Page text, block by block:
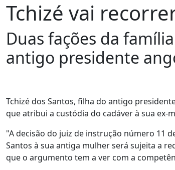
Tchizé vai
Duas fações da
antigo presidente
Tchizé dos Santos, filha do antigo
que atribui a custódia do cadáver à sua ex-
"A decisão do juiz de instrução número 11
Santos à sua antiga mulher será sujeita a
que o argumento tem a ver com a